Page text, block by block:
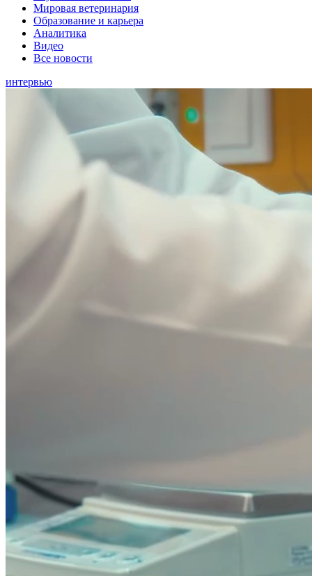
Мировая ветеринария
Образование и карьера
Аналитика
Видео
Все новости
интервью